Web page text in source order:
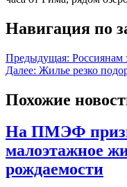
Навигация по
Предыдущая: Россиянам
Далее: Жилье резко
Похожие
На ПМЭФ
малоэтажное
рождаемости